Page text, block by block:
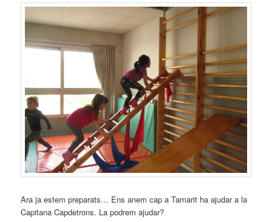
Ara ja estem preparats… Ens anem cap a Tamarit ha ajudar a la
Capitana Capdetrons. La podrem ajudar?